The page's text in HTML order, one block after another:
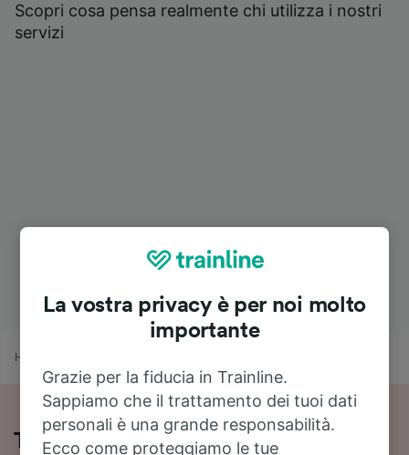
Scopri cosa pensa realmente chi utilizza i nostri
servizi
Home
Treni Aeroporto Zurigo - Lausanne:
La vostra privacy è per noi molto
importante
Grazie per la fiducia in Trainline.
Sappiamo che il trattamento dei tuoi dati
personali è una grande responsabilità.
Ecco come proteggiamo le tue